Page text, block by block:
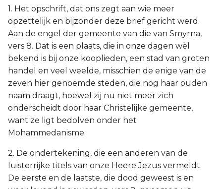
1. Het opschrift, dat ons zegt aan wie meer
opzettelijk en bijzonder deze brief gericht werd.
Aan de engel der gemeente van die van Smyrna,
vers 8. Dat is een plaats, die in onze dagen wèl
bekend is bij onze kooplieden, een stad van groten
handel en veel weelde, misschien de enige van de
zeven hier genoemde steden, die nog haar ouden
naam draagt, hoewel zij nu niet meer zich
onderscheidt door haar Christelijke gemeente,
want ze ligt bedolven onder het
Mohammedanisme.
2. De ondertekening, die een anderen van de
luisterrijke titels van onze Heere Jezus vermeldt.
De eerste en de laatste, die dood geweest is en